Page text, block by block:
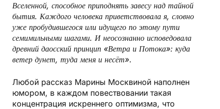
Вселенной, способное приподнять завесу над тайной
бытия. Каждого человека приветствовала я, словно
уже пробудившегося или идущего по этому пути
семимильными шагами. И неосознанно исповедовала
древний даосский принцип «Ветра и Потока»: куда
ветер дунет, туда меня и несёт».
Любой рассказ Марины Москвиной наполнен
юмором, в каждом повествовании такая
концентрация искреннего оптимизма, что